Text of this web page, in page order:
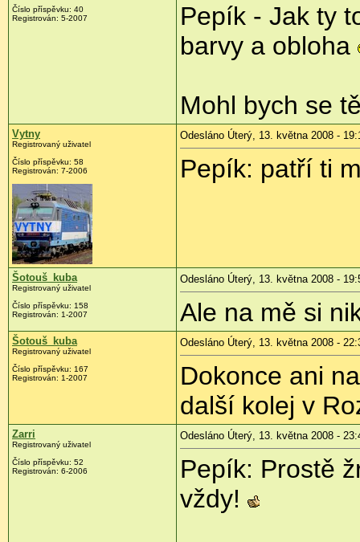
Číslo příspěvku: 40
Registrován: 5-2007
Pepík - Jak ty
barvy a obloha
Mohl bych se
Vytny
Registrovaný uživatel
Číslo příspěvku: 58
Registrován: 7-2006
Odesláno Úterý, 13. května 2008 -
Pepík: patří ti
Šotouš_kuba
Registrovaný uživatel
Číslo příspěvku: 158
Registrován: 1-2007
Odesláno Úterý, 13. května 2008 -
Ale na mě si
Šotouš_kuba
Registrovaný uživatel
Číslo příspěvku: 167
Registrován: 1-2007
Odesláno Úterý, 13. května 2008 -
Dokonce ani
další kolej v
Zarri
Registrovaný uživatel
Číslo příspěvku: 52
Registrován: 6-2006
Odesláno Úterý, 13. května 2008 -
Pepík: Prostě
vždy!